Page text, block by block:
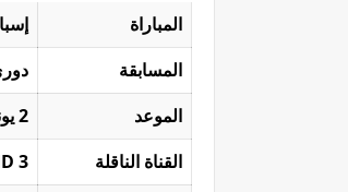
المباراة
المسابقة
الموعد
2 يونيو 2022، الساعة 9:45 مساءً بتوقيت مكة المكرمة.
القناة الناقلة
3